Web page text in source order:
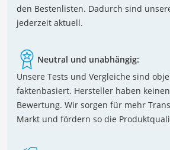
den Bestenlisten. Dadurch sind
jederzeit aktuell.
Neutral und unabhängig:
Unsere Tests und Vergleiche sind
faktenbasiert. Hersteller haben
Bewertung. Wir sorgen für mehr
Markt und fördern so die